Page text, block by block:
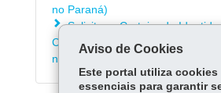
no Paraná)
Solicitar a Carteira de
CIN (Para quem possui a CIN ou
no Paraná)
Aviso de Cookies
Este portal utiliza cookies
essenciais para garantir